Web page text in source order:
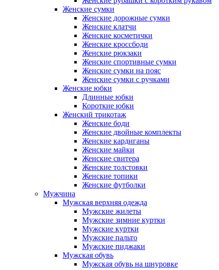
Женские сумки
Женские дорожные сумки
Женские клатчи
Женские косметички
Женские кроссбоди
Женские рюкзаки
Женские спортивные сумки
Женские сумки на пояс
Женские сумки с ручками
Женские юбки
Длинные юбки
Короткие юбки
Женский трикотаж
Женские боди
Женские двойные комплекты
Женские кардиганы
Женские майки
Женские свитера
Женские толстовки
Женские топики
Женские футболки
Мужчина
Мужская верхняя одежда
Мужские жилеты
Мужские зимние куртки
Мужские куртки
Мужские пальто
Мужские пиджаки
Мужская обувь
Мужская обувь на шнуровке